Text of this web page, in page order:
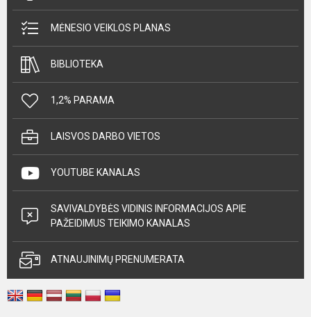
MĖNESIO VEIKLOS PLANAS
BIBLIOTEKA
1,2% PARAMA
LAISVOS DARBO VIETOS
YOUTUBE KANALAS
SAVIVALDYBĖS VIDINIS INFORMACIJOS APIE
PAŽEIDIMUS TEIKIMO KANALAS
ATNAUJINIMŲ PRENUMERATA